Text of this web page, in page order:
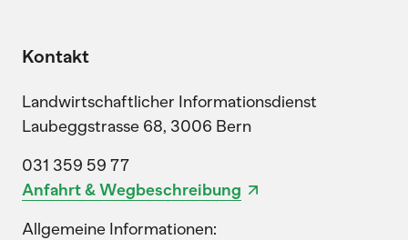
Kontakt
Landwirtschaftlicher Informationsdienst
Laubeggstrasse 68, 3006 Bern
031 359 59 77
Anfahrt & Wegbeschreibung
Allgemeine Informationen: